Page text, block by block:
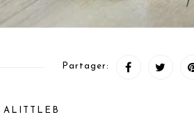
Partager:
ALITTLEB